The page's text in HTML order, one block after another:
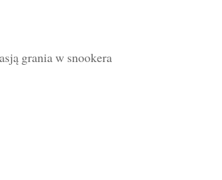
grania w snookera